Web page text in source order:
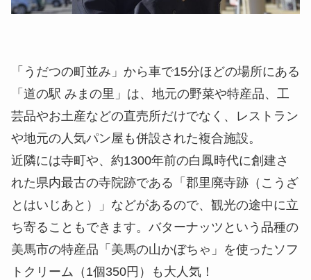
「うだつの町並み」から車で15分ほどの場所にある
「道の駅 みまの里」は、地元の野菜や特産品、工
芸品やお土産などの直売所だけでなく、レストラン
や地元の人気パン屋も併設された複合施設。
近隣には寺町や、約1300年前の白鳳時代に創建さ
れた県内最古の寺院跡である「郡里廃寺跡（こうざ
とはいじあと）」などがあるので、観光の途中に立
ち寄ることもできます。バターナッツという品種の
美馬市の特産品「美馬の山かぼちゃ」を使ったソフ
トクリーム（1個350円）も大人気！